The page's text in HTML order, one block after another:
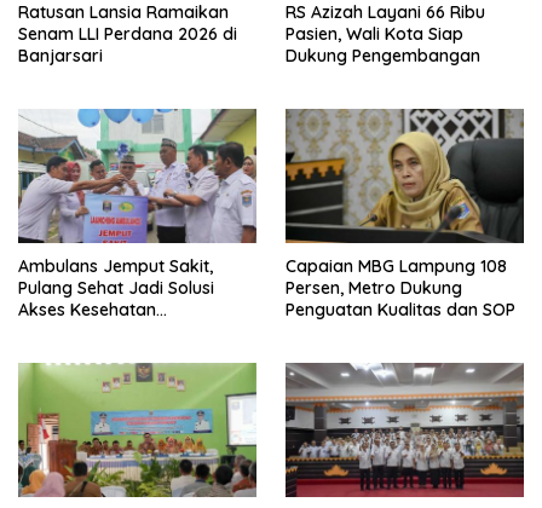
Ratusan Lansia Ramaikan
Senam LLI Perdana 2026 di
Banjarsari
RS Azizah Layani 66 Ribu
Pasien, Wali Kota Siap
Dukung Pengembangan
Ambulans Jemput Sakit,
Pulang Sehat Jadi Solusi
Akses Kesehatan
Capaian MBG Lampung 108
Persen, Metro Dukung
Penguatan Kualitas dan SOP